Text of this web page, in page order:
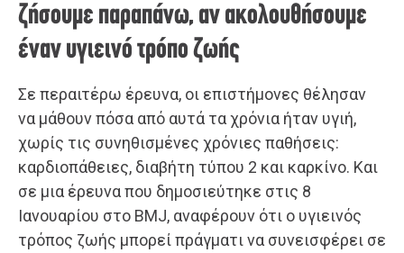
ζήσουμε παραπάνω, αν ακολουθήσουμε
έναν υγιεινό τρόπο ζωής
Σε περαιτέρω έρευνα, οι επιστήμονες θέλησαν
να μάθουν πόσα από αυτά τα χρόνια ήταν υγιή,
χωρίς τις συνηθισμένες χρόνιες παθήσεις:
καρδιοπάθειες, διαβήτη τύπου 2 και καρκίνο. Και
σε μια έρευνα που δημοσιεύτηκε στις 8
Ιανουαρίου στο BMJ, αναφέρουν ότι ο υγιεινός
τρόπος ζωής μπορεί πράγματι να συνεισφέρει σε